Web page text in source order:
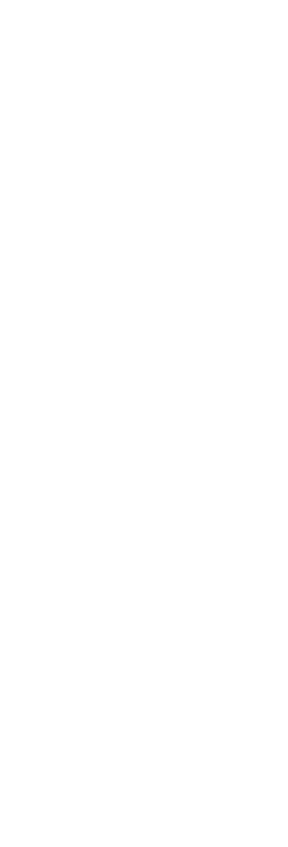
Weihnachtsgeschäft – Zeit,
Diesmal: Fragen und
Erwerberkreises im B2B-
und zu aktuellen